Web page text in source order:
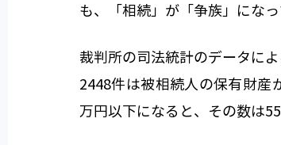
も、「相続」が「争族」にな
裁判所の司法統計のデータに
2448件は被相続人の保有財産
万円以下になると、その数は